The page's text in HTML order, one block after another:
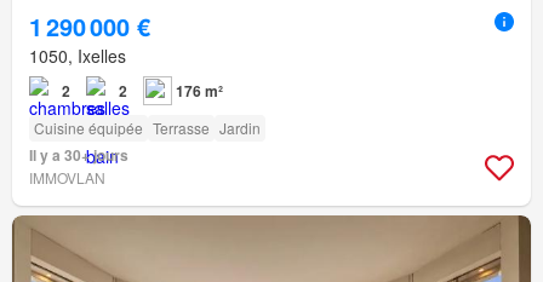
1 290 000 €
1050, Ixelles
2 2 176 m²
Cuisine équipée Terrasse Jardin
Il y a 30+ jours
IMMOVLAN